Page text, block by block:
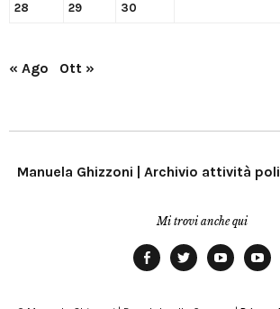
28 29 30
« Ago Ott »
Manuela Ghizzoni | Archivio attività
Mi trovi anche qui